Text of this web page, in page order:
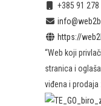
+385 91 278
https://
“Web koji
stranica i
viđena i prodaja